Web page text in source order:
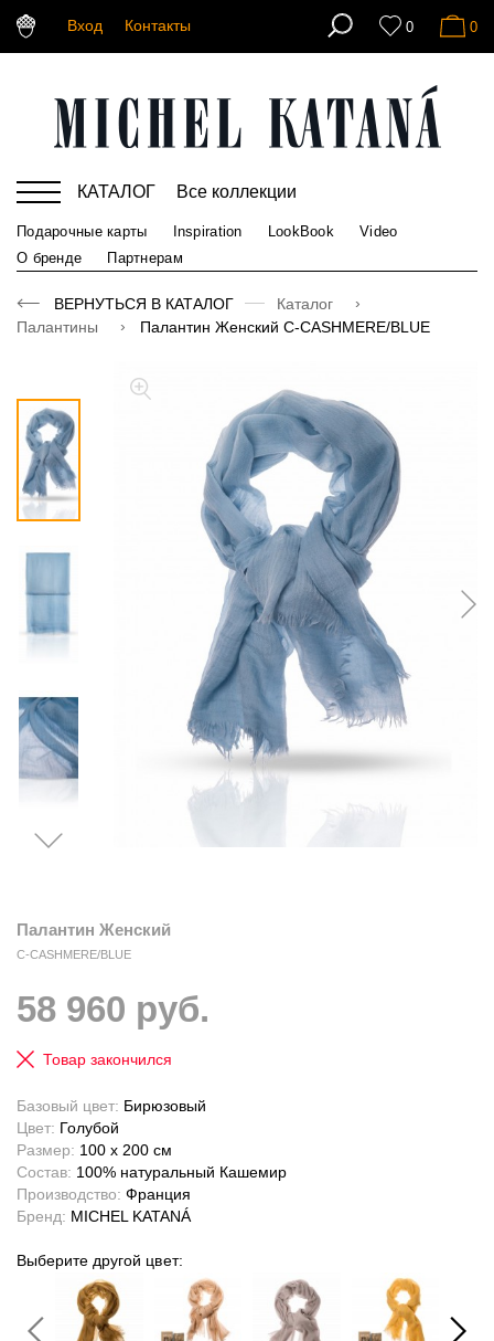
Вход Контакты 0 0
КАТАЛОГ Все коллекции
Подарочные карты Inspiration LookBook
Video
О бренде
Партнерам
ВЕРНУТЬСЯ В КАТАЛОГ
Каталог
Палантины
Палантин Женский C-CASHMERE/BLUE
Палантин Женский
C-CASHMERE/BLUE
58 960 руб.
Товар закончился
Базовый цвет: Бирюзовый
Цвет: Голубой
Размер: 100 x 200 см
Состав: 100% натуральный Кашемир
Производство: Франция
Бренд: MICHEL KATANÁ
Выберите другой цвет: